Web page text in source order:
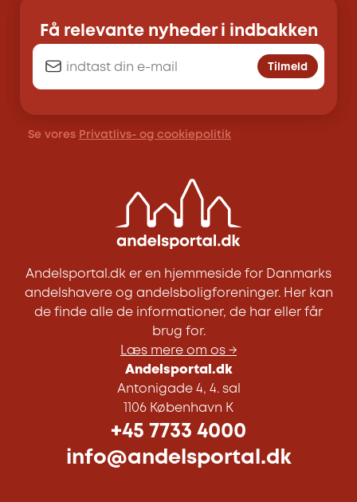
Få relevante nyheder i indbakken
Tilmeld
Se vores Privatlivs- og cookiepolitik
Andelsportal.dk er en hjemmeside for Danmarks
andelshavere og andelsboligforeninger. Her kan
de finde alle de informationer, de har eller får
brug for.
Læs mere om os →
Andelsportal.dk
Antonigade 4, 4. sal
1106 København K
+45 7733 4000
info@andelsportal.dk